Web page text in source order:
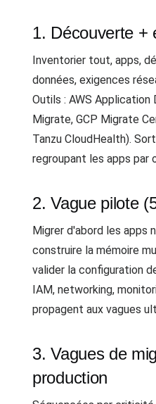
1. Découverte +
Inventorier tout, apps,
données, exigences
Outils : AWS Application
Migrate, GCP Migrate
Tanzu CloudHealth).
regroupant les apps par
2. Vague pilote
Migrer d'abord les apps
construire la mémoire
valider la configuration
IAM, networking,
propagent aux vagues
3. Vagues de
production